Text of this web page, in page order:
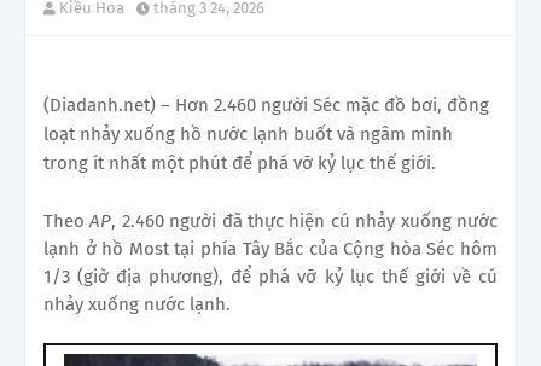
Kiều Hoa tháng 3 24, 2026
(Diadanh.net) – Hơn 2.460 người Séc mặc đồ bơi, đồng
loạt nhảy xuống hồ nước lạnh buốt và ngâm mình
trong ít nhất một phút để phá vỡ kỷ lục thế giới.
TheoAP, 2.460 người đã thực hiện cú nhảy xuống nước
lạnh ở hồ Most tại phía Tây Bắc của Cộng hòa Séc hôm
1/3 (giờ địa phương), để phá vỡ kỷ lục thế giới về cú
nhảy xuống nước lạnh.